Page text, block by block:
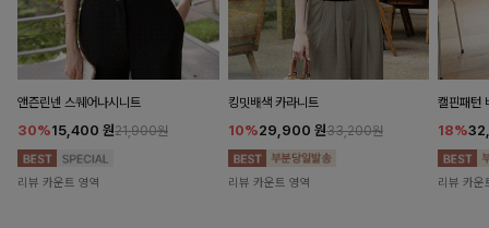
앤즌린넨 스퀘어나시니트
30%15,400 원21,900원
리뷰 카운트 영역
킹밋배색 카라니트
10%29,900 원33,200원
리뷰 카운트 영역
캘핀패턴
18%
리뷰 카운